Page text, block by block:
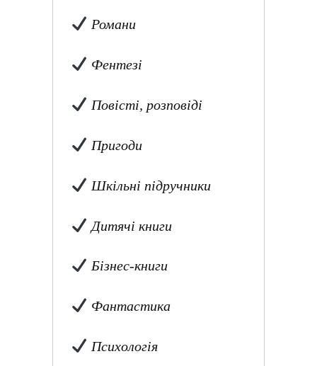
Романи
Фентезі
Повісті, розповіді
Пригоди
Шкільні підручники
Дитячі книги
Бізнес-книги
Фантастика
Психологія